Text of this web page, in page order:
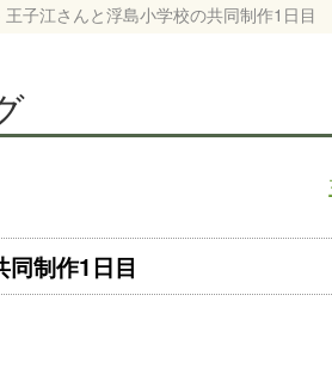
王子江さんと浮島小学校の共同制作1日目
制作1日目